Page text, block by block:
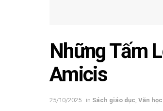
Những Tấm
Amicis
25/10/2025 in Sách giáo dục Văn